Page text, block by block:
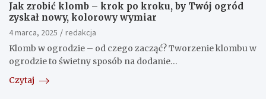
Jak zrobić klomb – krok po kroku, by Twój ogród
zyskał nowy, kolorowy wymiar
4 marca, 2025
redakcja
Klomb w ogrodzie – od czego zacząć? Tworzenie klombu w
ogrodzie to świetny sposób na dodanie…
Czytaj